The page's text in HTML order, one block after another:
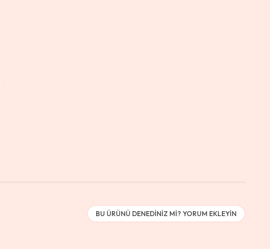
BU ÜRÜNÜ DENEDINIZ MI? YORUM EKLEYIN